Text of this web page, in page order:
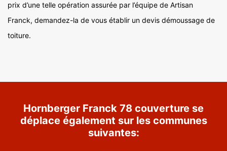
prix d’une telle opération assurée par l’équipe de Artisan
Franck, demandez-la de vous établir un devis démoussage de
toiture.
Hornberger Franck 78 couverture se
déplace également sur les communes
suivantes: